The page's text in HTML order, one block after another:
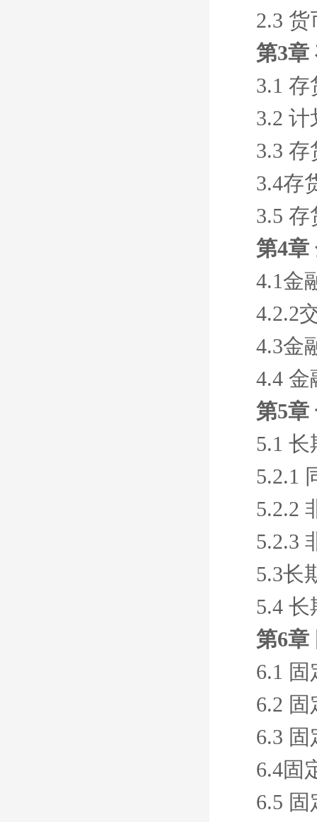
2.3
第3章
3.1
3.2
3.3
3.4存
3.5
第4章
4.1金
4.2.2
4.3金
4.4
第5章
5.1
5.2.1
5.2.2
5.2.3
5.3长
5.4
第6章
6.1
6.2
6.3
6.4固
6.5